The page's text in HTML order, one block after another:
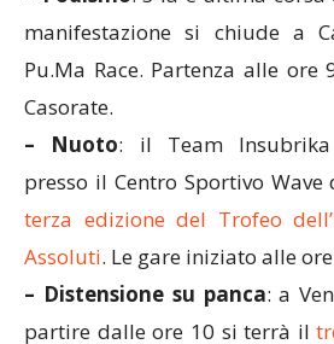
manifestazione si chiude a
Pu.Ma Race. Partenza alle ore
Casorate.
– Nuoto: il Team Insubrika
presso il Centro Sportivo Wave
terza edizione del Trofeo
Assoluti. Le gare iniziato alle
– Distensione su panca: a
partire dalle ore 10 si terrà il